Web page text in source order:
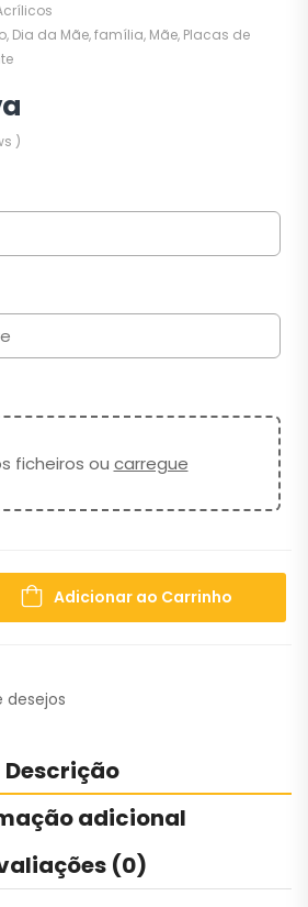
, Dia da Mãe,família, Mãe, Placas de
)
ficheiros ou carregue
Adicionar ao Carrinho
desejos
Descrição
adicional
(0)